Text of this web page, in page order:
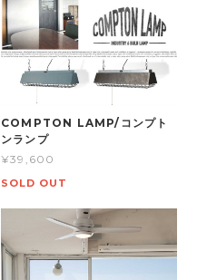
COMPTON LAMP/コンプト
ンランプ
¥39,600
SOLD OUT